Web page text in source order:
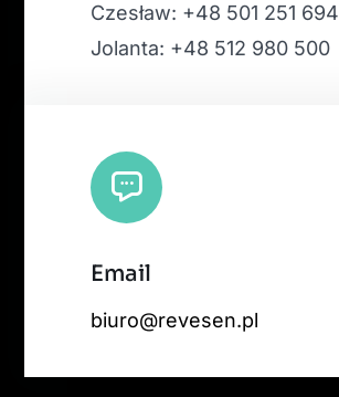
Czesław: +48 501 251 694
Jolanta: +48 512 980 500
Email
biuro@revesen.pl